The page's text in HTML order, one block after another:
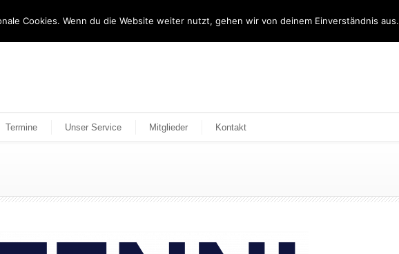
Termine Unser Service Mitglieder Kontakt
Cookies. Wenn du die Website weiter nutzt, gehen wir von deinem Einverständnis aus.